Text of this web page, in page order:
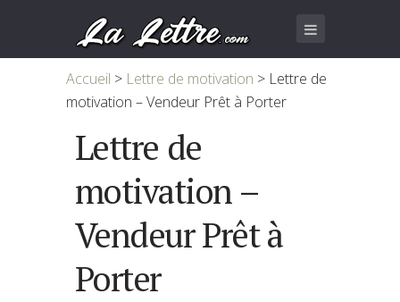
Accueil > Lettre de motivation > Lettre de
motivation – Vendeur Prêt à Porter
Lettre de
motivation –
Vendeur Prêt à
Porter